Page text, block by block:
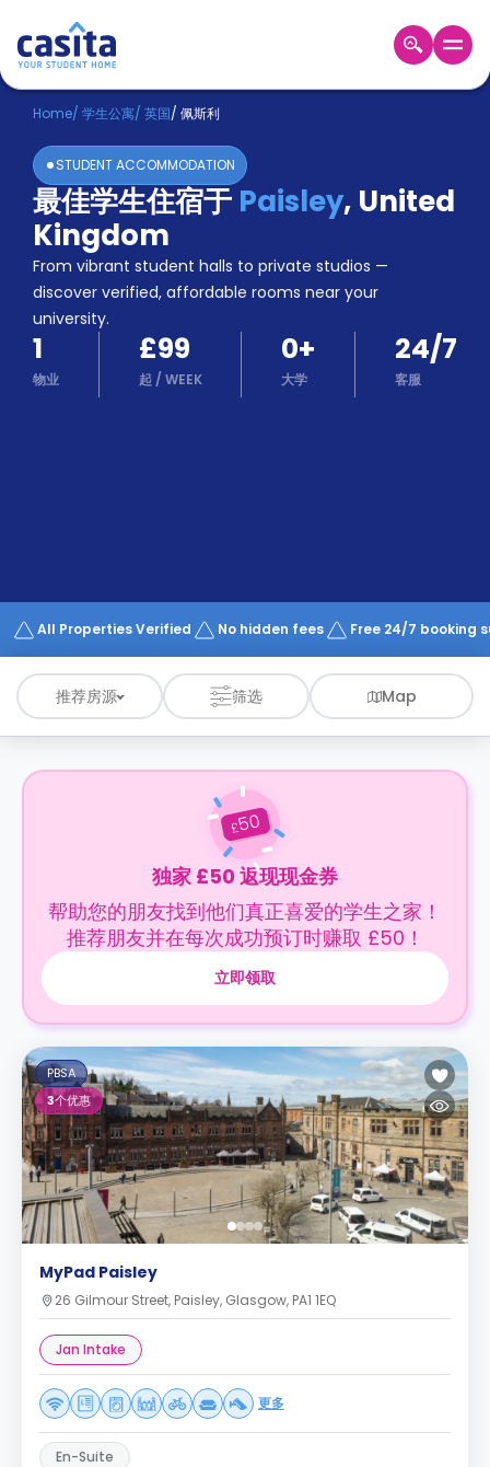
Home ZH GBP
登
入
Booking
Accommodation
About
us
Blog
Refer
And
Earn
Become
Works
Home/ 学生公寓/ 英国/ 佩斯利
STUDENT ACCOMMODATION
最佳学生住宿于 Paisley, United
Kingdom
From vibrant student halls to private studios —
discover verified, affordable rooms near your
university.
1
物业
£99
起 / WEEK
0+
大学
24/7
客服
All Properties Verified No hidden fees Free 24/7 booking
推荐房源 筛选 Map
£50
独家 £50 返现现金券
帮助您的朋友找到他们真正喜爱的学生之家！
推荐朋友并在每次成功预订时赚取 £50！
立即领取
PBSA
3个优惠
MyPad Paisley
26 Gilmour Street, Paisley, Glasgow, PA1 1EQ
Jan Intake
更多
En-Suite